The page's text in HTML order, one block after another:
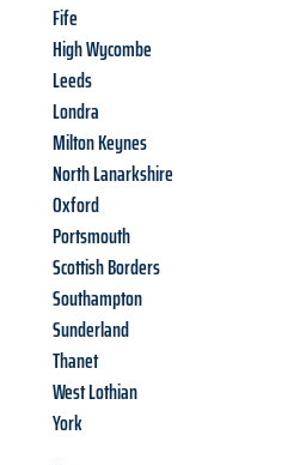
Fife
High Wycombe
Leeds
Londra
Milton Keynes
North Lanarkshire
Oxford
Portsmouth
Scottish Borders
Southampton
Sunderland
Thanet
West Lothian
York